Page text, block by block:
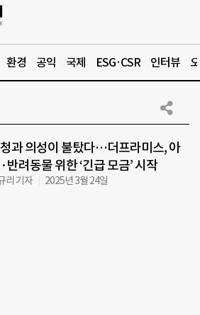
환경 공익 국제 ESG·CSR 인터뷰
과 의성이 불탔다…더프라미스, 아
반려동물 위한 ‘긴급 모금’ 시작
리 기자 2025년 3월 24일